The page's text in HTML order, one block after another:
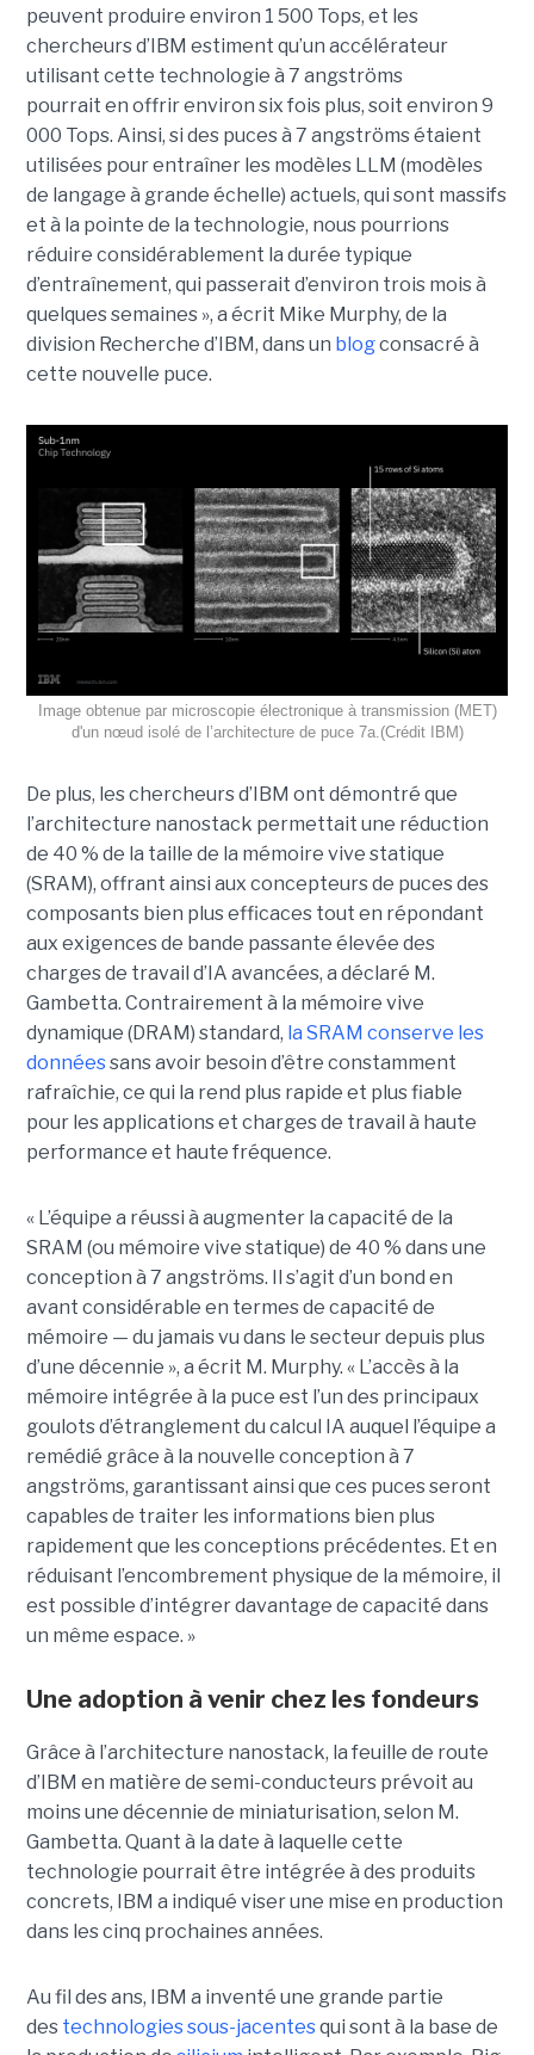
peuvent produire environ 1 500 Tops, et les
chercheurs d’IBM estiment qu’un accélérateur
utilisant cette technologie à 7 angströms
pourrait en offrir environ six fois plus, soit environ 9
000 Tops. Ainsi, si des puces à 7 angströms étaient
utilisées pour entraîner les modèles LLM (modèles
de langage à grande échelle) actuels, qui sont massifs
et à la pointe de la technologie, nous pourrions
réduire considérablement la durée typique
d’entraînement, qui passerait d’environ trois mois à
quelques semaines », a écrit Mike Murphy, de la
division Recherche d’IBM, dans un blogconsacré à
cette nouvelle puce.
Image obtenue par microscopie électronique à transmission (MET)
d'un nœud isolé de l’architecture de puce 7a.(Crédit IBM)
De plus, les chercheurs d’IBM ont démontré que
l’architecture nanostack permettait une réduction
de 40 % de la taille de la mémoire vive statique
(SRAM), offrant ainsi aux concepteurs de puces des
composants bien plus efficaces tout en répondant
aux exigences de bande passante élevée des
charges de travail d’IA avancées, a déclaré M.
Gambetta. Contrairement à la mémoire vive
dynamique (DRAM) standard, la SRAM conserve les
donnéessans avoir besoin d’être constamment
rafraîchie, ce qui la rend plus rapide et plus fiable
pour les applications et charges de travail à haute
performance et haute fréquence.
« L’équipe a réussi à augmenter la capacité de la
SRAM (ou mémoire vive statique) de 40 % dans une
conception à 7 angströms. Il s’agit d’un bond en
avant considérable en termes de capacité de
mémoire — du jamais vu dans le secteur depuis plus
d’une décennie », a écrit M. Murphy. « L’accès à la
mémoire intégrée à la puce est l’un des principaux
goulots d’étranglement du calcul IA auquel l’équipe a
remédié grâce à la nouvelle conception à 7
angströms, garantissant ainsi que ces puces seront
capables de traiter les informations bien plus
rapidement que les conceptions précédentes. Et en
réduisant l’encombrement physique de la mémoire, il
est possible d’intégrer davantage de capacité dans
un même espace. »
Une adoption à venir chez les fondeurs
Grâce à l’architecture nanostack, la feuille de route
d’IBM en matière de semi-conducteurs prévoit au
moins une décennie de miniaturisation, selon M.
Gambetta. Quant à la date à laquelle cette
technologie pourrait être intégrée à des produits
concrets, IBM a indiqué viser une mise en production
dans les cinq prochaines années.
Au fil des ans, IBM a inventé une grande partie
des technologies sous-jacentesqui sont à la base de